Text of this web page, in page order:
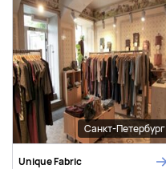
Санкт-Петербург
Unique Fabric